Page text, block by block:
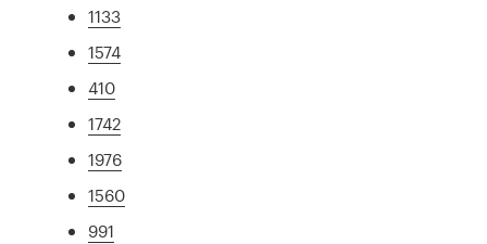
1133
1574
410
1742
1976
1560
991